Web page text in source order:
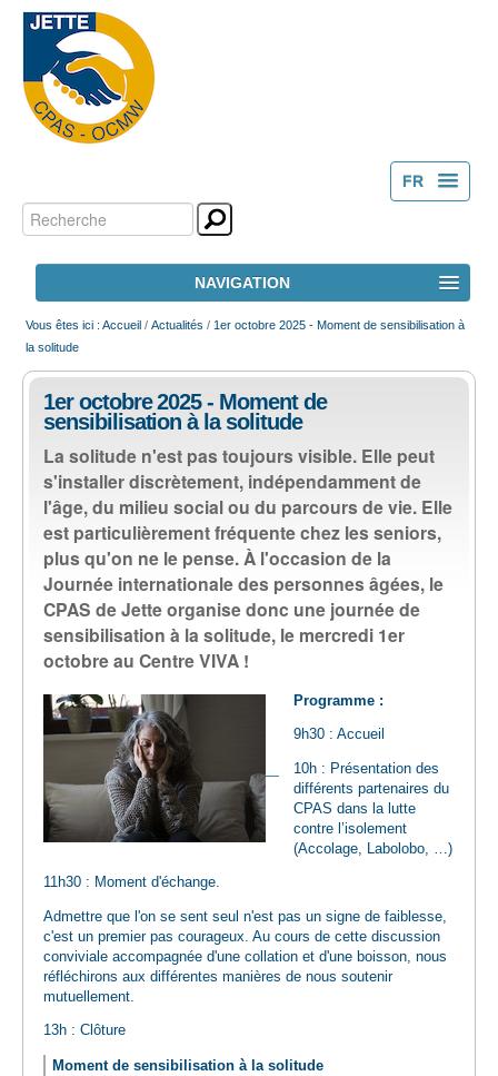
FR
Outils
personnels
Chercher par
Recherche
NAVIGATION
ACCUEIL
ACTION SOCIALE
EMPLOI
AIDE ALIMENTAIRE
SENIORS
CULTURE ET JEUNESSE
Vous êtes ici : Accueil / Actualités / 1er octobre 2025 - Moment de sensibilisation à
la solitude
1er octobre 2025 - Moment de
sensibilisation à la solitude
La solitude n'est pas toujours visible. Elle peut
s'installer discrètement, indépendamment de
l'âge, du milieu social ou du parcours de vie. Elle
est particulièrement fréquente chez les seniors,
plus qu'on ne le pense. À l'occasion de la
Journée internationale des personnes âgées, le
CPAS de Jette organise donc une journée de
sensibilisation à la solitude, le mercredi 1er
octobre au Centre VIVA !
Programme :
9h30 : Accueil
10h : Présentation des
différents partenaires du
CPAS dans la lutte
contre l’isolement
(Accolage, Labolobo, …)
11h30 : Moment d'échange.
Admettre que l'on se sent seul n'est pas un signe de faiblesse,
c'est un premier pas courageux. Au cours de cette discussion
conviviale accompagnée d'une collation et d'une boisson, nous
réfléchirons aux différentes manières de nous soutenir
mutuellement.
13h : Clôture
Moment de sensibilisation à la solitude